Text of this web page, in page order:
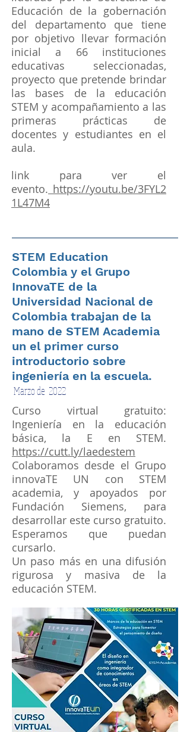
Educación de la gobernación
del departamento que tiene
por objetivo llevar formación
inicial a 66 instituciones
educativas seleccionadas,
proyecto que pretende brindar
las bases de la educación
STEM y acompañamiento a las
primeras prácticas de
docentes y estudiantes en el
aula.
link para ver el
evento. https://youtu.be/3FYL2
1L47M4
STEM Education
Colombia y el Grupo
InnovaTE de la
Universidad Nacional de
Colombia trabajan de la
mano de STEM Academia
un el primer curso
introductorio sobre
ingeniería en la escuela.
Marzo de 2022
Curso virtual gratuito:
Ingeniería en la educación
básica, la E en STEM.
https://cutt.ly/laedestem
Colaboramos desde el Grupo
innovaTE UN con STEM
academia, y apoyados por
Fundación Siemens, para
desarrollar este curso gratuito.
Esperamos que puedan
cursarlo.
Un paso más en una difusión
rigurosa y masiva de la
educación STEM.